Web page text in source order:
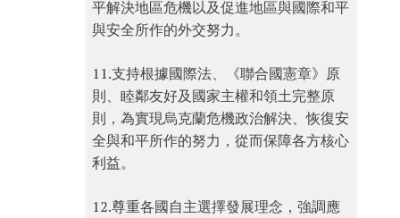
平解決地區危機以及促進地區與國際和平
與安全所作的外交努力。
11.支持根據國際法、《聯合國憲章》原
則、睦鄰友好及國家主權和領土完整原
則，為實現烏克蘭危機政治解決、恢復安
全與和平所作的努力，從而保障各方核心
利益。
12.尊重各國自主選擇發展理念，強調應